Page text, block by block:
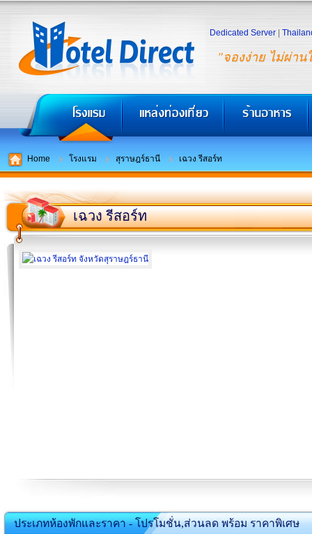
"จองง่าย ไม่ผ่าน
Dedicated Server
Home โรงแรม สุราษฎร์ธานี เฉวง รีสอร์ท
เฉวง รีสอร์ท
ประเภทห้องพักและราคา - โปรโมชั่น,ส่วนลด พร้อม ราคาพิเศษ